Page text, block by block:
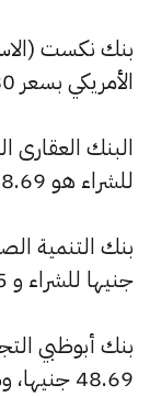
بنك نكست
الأمريكي بسعر 48.80 جنيها وبيعه بسعر 48.90 جنيها.
البنك العقارى
للشراء هو 48.69 جنيها، وللبيع 48.79 جنيها.
جنيها للشراء و 48.85 للبيع.
بنك أبوظبي
48.69 جنيها، وسعر البيع 48.79 جنيها.